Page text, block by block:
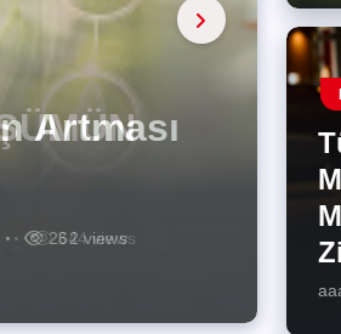
344 views
İlk
273 views
275 views
Enerji
İş
287 views
Kısa
227 views
Artması
262 views